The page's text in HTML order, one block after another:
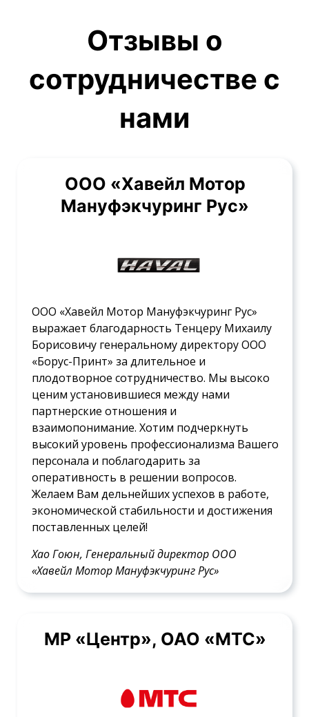
Отзывы о
сотрудничестве с
нами
ООО «Хавейл Мотор
Мануфэкчуринг Рус»
ООО «Хавейл Мотор Мануфэкчуринг Рус»
выражает благодарность Тенцеру Михаилу
Борисовичу генеральному директору ООО
«Борус-Принт» за длительное и
плодотворное сотрудничество. Мы высоко
ценим установившиеся между нами
партнерские отношения и
взаимопонимание. Хотим подчеркнуть
высокий уровень профессионализма Вашего
персонала и поблагодарить за
оперативность в решении вопросов.
Желаем Вам дельнейших успехов в работе,
экономической стабильности и достижения
поставленных целей!
Хао Гоюн, Генеральный директор ООО
«Хавейл Мотор Мануфэкчуринг Рус»
МР «Центр», ОАО «МТС»